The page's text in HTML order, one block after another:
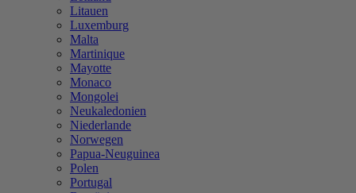
Litauen
Luxemburg
Malta
Martinique
Mayotte
Monaco
Mongolei
Neukaledonien
Niederlande
Norwegen
Papua-Neuguinea
Polen
Portugal